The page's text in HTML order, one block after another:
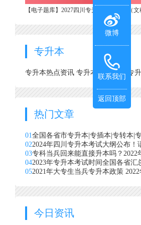
【电子题库】2027四川专升本考点直击（
专升本
专升本热点资讯 专升本考试政策 专
热门文章
01全国各省市专升本|专插本|专转本|
022024年四川专升本考试大纲公布
03专科当兵回来能直接升本吗？
042023年专升本考试时间全国各省汇
052021年大专生当兵专升本政策
今日资讯
微博
联系我们
返回顶部